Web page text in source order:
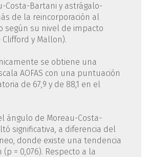
Costa-Bartani y astrágalo-
de la reincorporación al
según su nivel de impacto
y Mallon).
se obtiene una
AOFAS con una puntuación
de 67,9 y de 88,1 en el
ángulo de Moreau-Costa-
significativa, a diferencia del
donde existe una tendencia
(p = 0,076). Respecto a la